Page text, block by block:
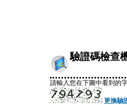
驗證碼檢查
請輸入您在下圖中看到的
更換驗